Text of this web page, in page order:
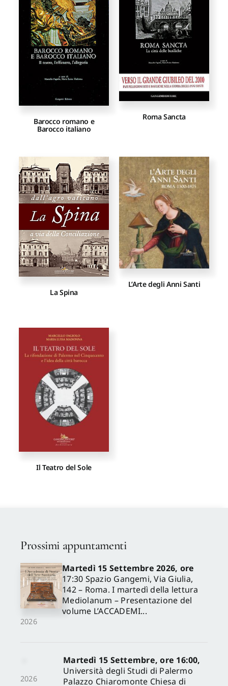
Proposte di pubblicazione
Gangemi Editore
Barocco romano e
Barocco italiano
Roma Sancta
La Spina
L’Arte degli Anni Santi
Il Teatro del Sole
Prossimi appuntamenti
2026
Martedì 15 Settembre 2026, ore
17:30 Spazio Gangemi, Via Giulia,
142 – Roma. I martedì della lettura
Mediolanum – Presentazione del
volume L’ACCADEMI...
2026
Martedì 15 Settembre, ore 16:00,
Università degli Studi di Palermo
Palazzo Chiaromonte Chiesa di